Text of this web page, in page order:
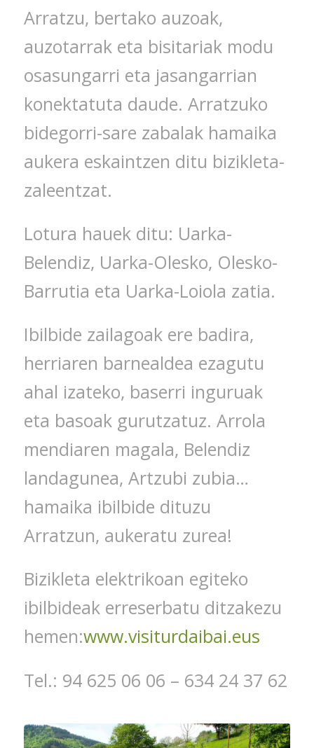
Arratzu, bertako auzoak,
auzotarrak eta bisitariak modu
osasungarri eta jasangarrian
konektatuta daude. Arratzuko
bidegorri-sare zabalak hamaika
aukera eskaintzen ditu bizikleta-
zaleentzat.
Lotura hauek ditu: Uarka-
Belendiz, Uarka-Olesko, Olesko-
Barrutia eta Uarka-Loiola zatia.
Ibilbide zailagoak ere badira,
herriaren barnealdea ezagutu
ahal izateko, baserri inguruak
eta basoak gurutzatuz. Arrola
mendiaren magala, Belendiz
landagunea, Artzubi zubia…
hamaika ibilbide dituzu
Arratzun, aukeratu zurea!
Bizikleta elektrikoan egiteko
ibilbideak erreserbatu ditzakezu
hemen:www.visiturdaibai.eus
Tel.: 94 625 06 06 – 634 24 37 62